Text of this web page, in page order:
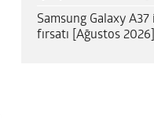
Samsung Galaxy A37
fırsatı [Ağustos 2026]